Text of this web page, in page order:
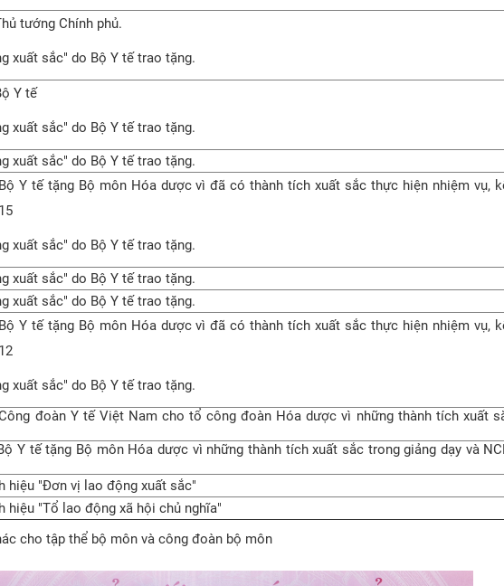
tướng Chính phủ.
xuất sắc" do Bộ Y tế trao tặng.
Y tế
xuất sắc" do Bộ Y tế trao tặng.
xuất sắc" do Bộ Y tế trao tặng.
Y tế tặng Bộ môn Hóa dược vì đã có thành tích xuất sắc thực hiện nhiệm vụ,
xuất sắc" do Bộ Y tế trao tặng.
xuất sắc" do Bộ Y tế trao tặng.
xuất sắc" do Bộ Y tế trao tặng.
Y tế tặng Bộ môn Hóa dược vì đã có thành tích xuất sắc thực hiện nhiệm vụ,
xuất sắc" do Bộ Y tế trao tặng.
đoàn Y tế Việt Nam cho tổ công đoàn Hóa dược vì những thành tích xuất
Y tế tặng Bộ môn Hóa dược vì những thành tích xuất sắc trong giảng dạy và
hiệu "Đơn vị lao động xuất sắc"
hiệu "Tổ lao động xã hội chủ nghĩa"
cho tập thể bộ môn và công đoàn bộ môn